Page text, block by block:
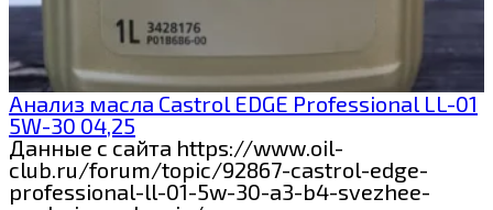
Анализ масла Castrol EDGE Professional LL-01
5W-30 04,25
Данные с сайта https://www.oil-
club.ru/forum/topic/92867-castrol-edge-
professional-ll-01-5w-30-a3-b4-svezhee-